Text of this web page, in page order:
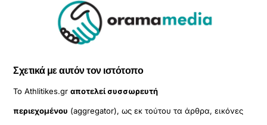
Σχετικά με αυτόν τον ιστότοπο
Το Athlitikes.grαποτελεί συσσωρευτή
περιεχομένου (aggregator), ως εκ τούτου τα άρθρα, εικόνες